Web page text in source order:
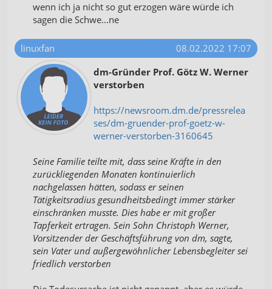
wenn ich ja nicht so gut erzogen wäre würde ich
sagen die Schwe...ne
linuxfan
08.02.2022 17:07
dm-Gründer Prof. Götz W. Werner
verstorben
https://newsroom.dm.de/pressrelea
ses/dm-gruender-prof-goetz-w-
werner-verstorben-3160645
Seine Familie teilte mit, dass seine Kräfte in den
zurückliegenden Monaten kontinuierlich
nachgelassen hätten, sodass er seinen
Tätigkeitsradius gesundheitsbedingt immer stärker
einschränken musste. Dies habe er mit großer
Tapferkeit ertragen. Sein Sohn Christoph Werner,
Vorsitzender der Geschäftsführung von dm, sagte,
sein Vater und außergewöhnlicher Lebensbegleiter sei
friedlich verstorben